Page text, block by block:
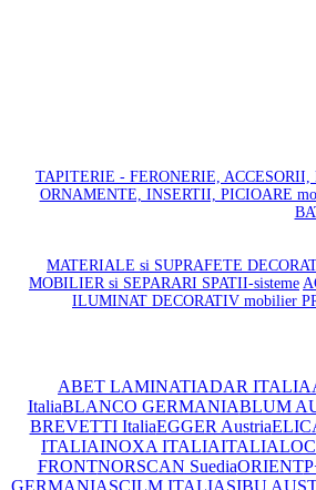
TAPITERIE - FERONERIE,
ORNAMENTE, INSERTII, PICIOARE
MATERIALE si SUPRAFETE
MOBILIER si SEPARARI SPATII-sisteme
ILUMINAT DECORATIV mobilier
ABET LAMINATIADAR ITALIA
ItaliaBLANCO GERMANIABLUM
BREVETTI ItaliaEGGER Austria
ITALIAINOXA ITALIAITALIA
FRONTNORSCAN SuediaORIENT
GERMANIASCILM ITALIASIBU